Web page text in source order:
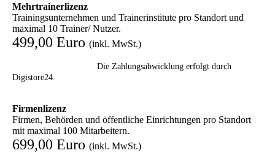
Mehrtrainerlizenz
Trainingsunternehmen und Trainerinstitute pro Standort und
maximal 10 Trainer/ Nutzer.
499,00 Euro (inkl. MwSt.)
Die Zahlungsabwicklung erfolgt durch
Digistore24.
Firmenlizenz
Firmen, Behörden und öffentliche Einrichtungen pro Standort
mit maximal 100 Mitarbeitern.
699,00 Euro (inkl. MwSt.)